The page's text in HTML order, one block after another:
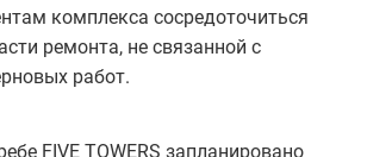
комплекса сосредоточиться
ремонта, не связанной с
работ.
FIVE TOWERS запланировано